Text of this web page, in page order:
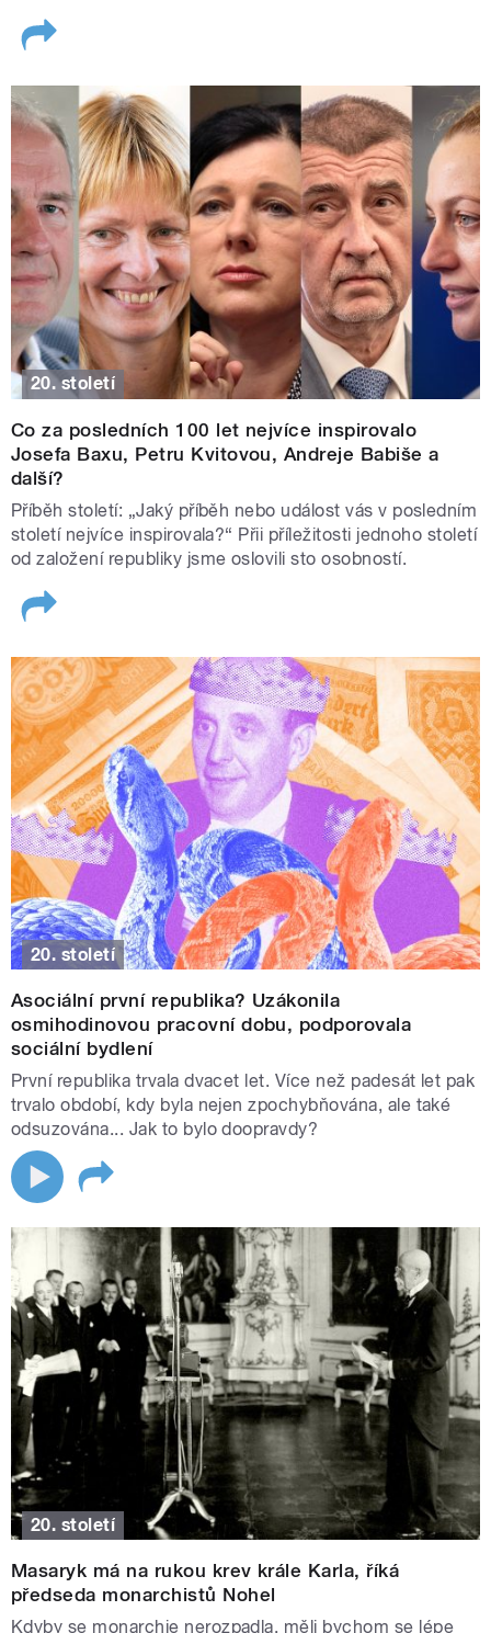
20. století
Co za posledních 100 let nejvíce inspirovalo
Josefa Baxu, Petru Kvitovou, Andreje Babiše a
další?
Příběh století: „Jaký příběh nebo událost vás v posledním
století nejvíce inspirovala?“ Přii příležitosti jednoho století
od založení republiky jsme oslovili sto osobností.
20. století
Asociální první republika? Uzákonila
osmihodinovou pracovní dobu, podporovala
sociální bydlení
První republika trvala dvacet let. Více než padesát let pak
trvalo období, kdy byla nejen zpochybňována, ale také
odsuzována... Jak to bylo doopravdy?
20. století
Masaryk má na rukou krev krále Karla, říká
předseda monarchistů Nohel
Kdyby se monarchie nerozpadla, měli bychom se lépe